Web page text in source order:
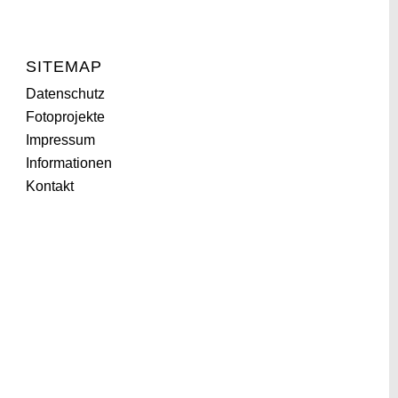
SITEMAP
Datenschutz
Fotoprojekte
Impressum
Informationen
Kontakt